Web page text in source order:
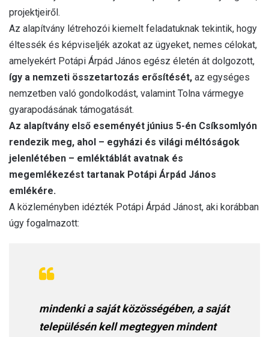
projektjeiről.
Az alapítvány létrehozói kiemelt feladatuknak tekintik, hogy
éltessék és képviseljék azokat az ügyeket, nemes célokat,
amelyekért Potápi Árpád János egész életén át dolgozott,
így a nemzeti összetartozás erősítését, az egységes
nemzetben való gondolkodást, valamint Tolna vármegye
gyarapodásának támogatását.
Az alapítvány első eseményét június 5-én Csíksomlyón
rendezik meg, ahol – egyházi és világi méltóságok
jelenlétében – emléktáblát avatnak és
megemlékezést tartanak Potápi Árpád János
emlékére.
A közleményben idézték Potápi Árpád Jánost, aki korábban
úgy fogalmazott:
mindenki a saját közösségében, a saját
településén kell megtegyen mindent